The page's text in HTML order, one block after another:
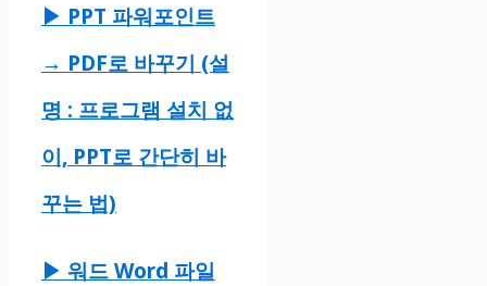
▶ PPT 파워포인트
→ PDF로 바꾸기 (설
명 : 프로그램 설치 없
이, PPT로 간단히 바
꾸는 법)
▶ 워드 Word 파일